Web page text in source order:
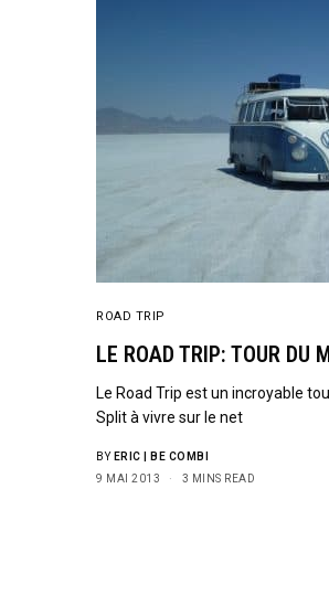
ROAD TRIP
LE ROAD TRIP: TOUR DU
Le Road Trip est un incroyable
Split à vivre sur le net
BY ERIC | BE COMBI
9 MAI 2013
3 MINS READ